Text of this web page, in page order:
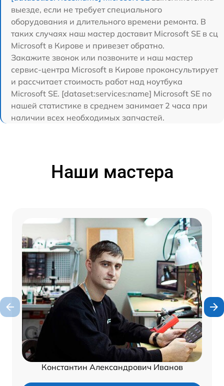
выезде, если не требует специального
оборудования и длительного времени ремонта. В
таких случаях наш мастер доставит Microsoft SE в сц
Microsoft в Кирове и привезет обратно.
Закажите звонок или позвоните и наш мастер
сервис-центра Microsoft в Кирове проконсультирует
и рассчитает стоимость работ над ноутбука
Microsoft SE. [dataset:services:name] Microsoft SE по
нашей статистике в среднем занимает 2 часа при
наличии всех необходимых запчастей.
Наши мастера
Константин Александрович Иванов